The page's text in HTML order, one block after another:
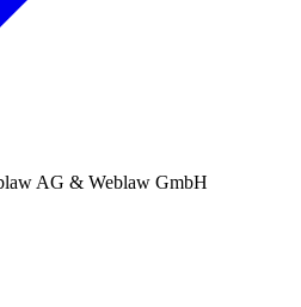
AG & Weblaw GmbH